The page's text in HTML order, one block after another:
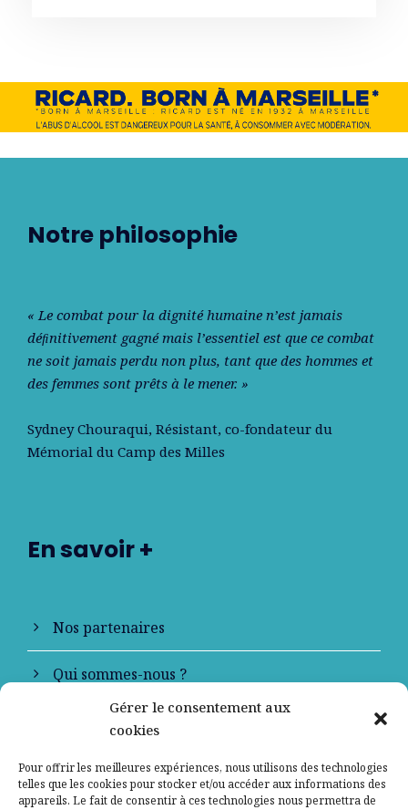
Gérer le consentement aux
cookies
Pour offrir les meilleures expériences, nous utilisons des technologies
telles que les cookies pour stocker et/ou accéder aux informations des
appareils. Le fait de consentir à ces technologies nous permettra de
Notre philosophie
« Le combat pour la dignité humaine n’est jamais
déﬁnitivement gagné mais l’essentiel est que ce combat
ne soit jamais perdu non plus, tant que des hommes et
des femmes sont prêts à le mener. »
Sydney Chouraqui, Résistant, co-fondateur du
Mémorial du Camp des Milles
En savoir +
Nos partenaires
Qui sommes-nous ?
Contactez-nous
Mentions légales